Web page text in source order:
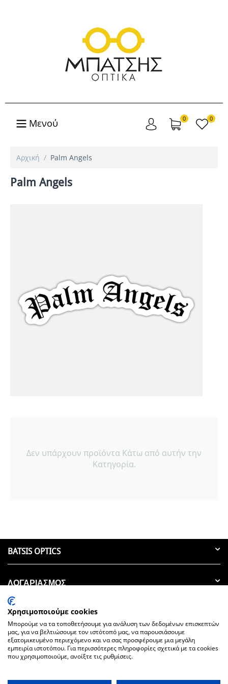
Μενού 0 0
Αρχική / Palm Angels
Palm Angels
Δεν υπάρχουν προϊόντα Κάτω από αυτήν την
Κατηγορία.
BATSIS OPTICS
ΛΟΓΑΡΙΑΣΜΟΣ
ΑΚΟΛΟΥΘΗΣΤΕ ΜΑΣ
ΕΠΙΚΟΙΝΩΝΊΑ
Χρησιμοποιούμε cookies
Μπορούμε να τα τοποθετήσουμε για ανάλυση των δεδομένων επισκεπτών
μας, για να βελτιώσουμε τον ιστότοπό μας, να παρουσιάσουμε
εξατομικευμένο περιεχόμενο και να σας προσφέρουμε μια μεγάλη
εμπειρία ιστοτόπου. Για περισσότερες πληροφορίες σχετικά με τα cookies
που χρησιμοποιούμε, ανοίξτε τις ρυθμίσεις.